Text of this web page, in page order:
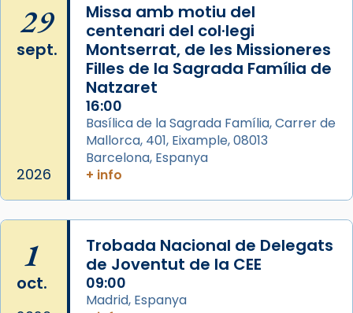
29
sept.
2026
Missa amb motiu del
centenari del col·legi
Montserrat, de les Missioneres
Filles de la Sagrada Família de
Natzaret
16:00
Basílica de la Sagrada Família, Carrer de
Mallorca, 401, Eixample, 08013
Barcelona, Espanya
+ info
1
oct.
Trobada Nacional de Delegats
de Joventut de la CEE
09:00
Madrid, Espanya